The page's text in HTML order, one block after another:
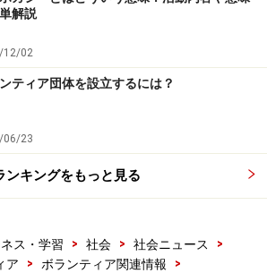
解説
12/02
ティア団体を設立するには？
06/23
ンキングをもっと見る
ス・学習 > 社会 > 社会ニュース
>
ア
> ボランティア関連情報
>